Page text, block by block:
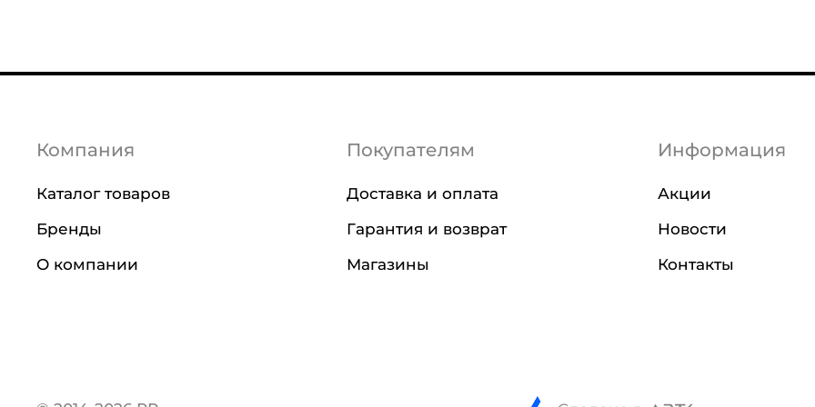
Компания
Каталог товаров
Бренды
О компании
Покупателям
Доставка и оплата
Гарантия и возврат
Магазины
Информация
Акции
Новости
Контакты